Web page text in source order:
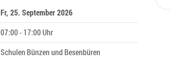
Fr, 25. September 2026
07:00 - 17:00 Uhr
Schulen Bünzen und Besenbüren